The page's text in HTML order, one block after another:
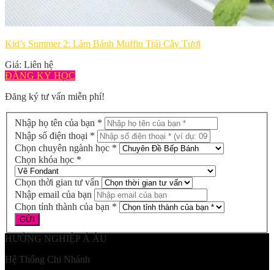
Kid’s Summer 2: Làm Bánh Muffin Trái Cây Tươi
Giá: Liên hệ
ĐĂNG KÝ HỌC
Đăng ký tư vấn miễn phí!
Nhập họ tên của bạn *
Nhập số điện thoại *
Chọn chuyên ngành học *
Chọn khóa học *
Chọn thời gian tư vấn
Nhập email của bạn
Chọn tỉnh thành của bạn *
HƯỚNG NGHIỆP Á ÂU
Hệ Thống Chi Nhánh